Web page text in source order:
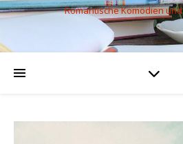
Romantische Komödien